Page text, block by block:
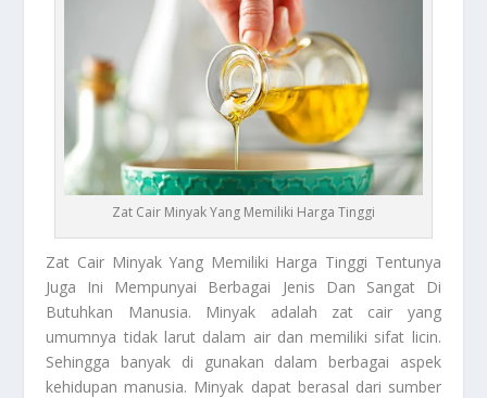
Zat Cair Minyak Yang Memiliki Harga Tinggi
Zat Cair MinyakYang Memiliki Harga Tinggi Tentunya
Juga Ini Mempunyai Berbagai Jenis Dan Sangat Di
Butuhkan Manusia. Minyak adalah zat cair yang
umumnya tidak larut dalam air dan memiliki sifat licin.
Sehingga banyak di gunakan dalam berbagai aspek
kehidupan manusia. Minyak dapat berasal dari sumber